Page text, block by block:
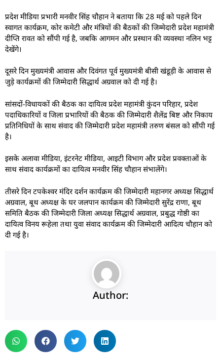
प्रदेश मीडिया प्रभारी मनवीर सिंह चौहान ने बताया कि 28 मई को पहले दिन
स्वागत कार्यक्रम, कोर कमेटी और मंत्रियों की बैठकों की जिम्मेदारी प्रदेश महामंत्री
दीप्ति रावत को सौंपी गई है, जबकि आगमन और प्रस्थान की व्यवस्था नलिन भट्ट
देखेंगे।
दूसरे दिन मुख्यमंत्री आवास और दिवंगत पूर्व मुख्यमंत्री बीसी खंडूड़ी के आवास से
जुड़े कार्यक्रमों की जिम्मेदारी सिद्धार्थ अग्रवाल को दी गई है।
सांसदों-विधायकों की बैठक का दायित्व प्रदेश महामंत्री कुंदन परिहार, प्रदेश
पदाधिकारियों व जिला प्रभारियों की बैठक की जिम्मेदारी शैलेंद्र बिष्ट और निकाय
प्रतिनिधियों के साथ संवाद की जिम्मेदारी प्रदेश महामंत्री तरुण बंसल को सौंपी गई
है।
इसके अलावा मीडिया, इंटरनेट मीडिया, आइटी विभाग और प्रदेश प्रवक्ताओं के
साथ संवाद कार्यक्रमों का दायित्व मनवीर सिंह चौहान संभालेंगे।
तीसरे दिन टपकेश्वर मंदिर दर्शन कार्यक्रम की जिम्मेदारी महानगर अध्यक्ष सिद्धार्थ
अग्रवाल, बूथ अध्यक्ष के घर जलपान कार्यक्रम की जिम्मेदारी सुरेंद्र राणा, बूथ
समिति बैठक की जिम्मेदारी जिला अध्यक्ष सिद्धार्थ अग्रवाल, प्रबुद्ध गोष्ठी का
दायित्व विनय रूहेला तथा युवा संवाद कार्यक्रम की जिम्मेदारी आदित्य चौहान को
दी गई है।
Author: